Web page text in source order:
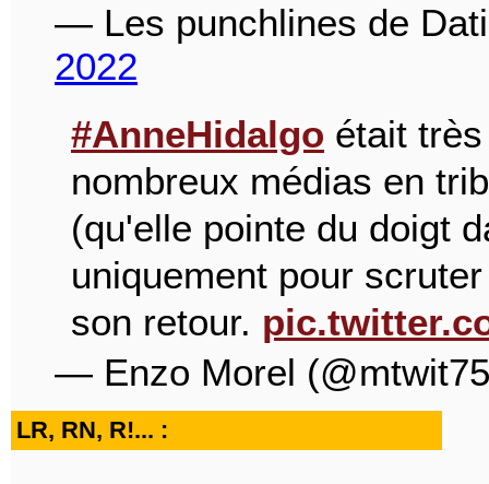
— Les punchlines de
2022
#AnneHidalgo était
nombreux médias en
(qu'elle pointe du doigt
uniquement pour
son retour.
— Enzo Morel
LR, RN, R!... :